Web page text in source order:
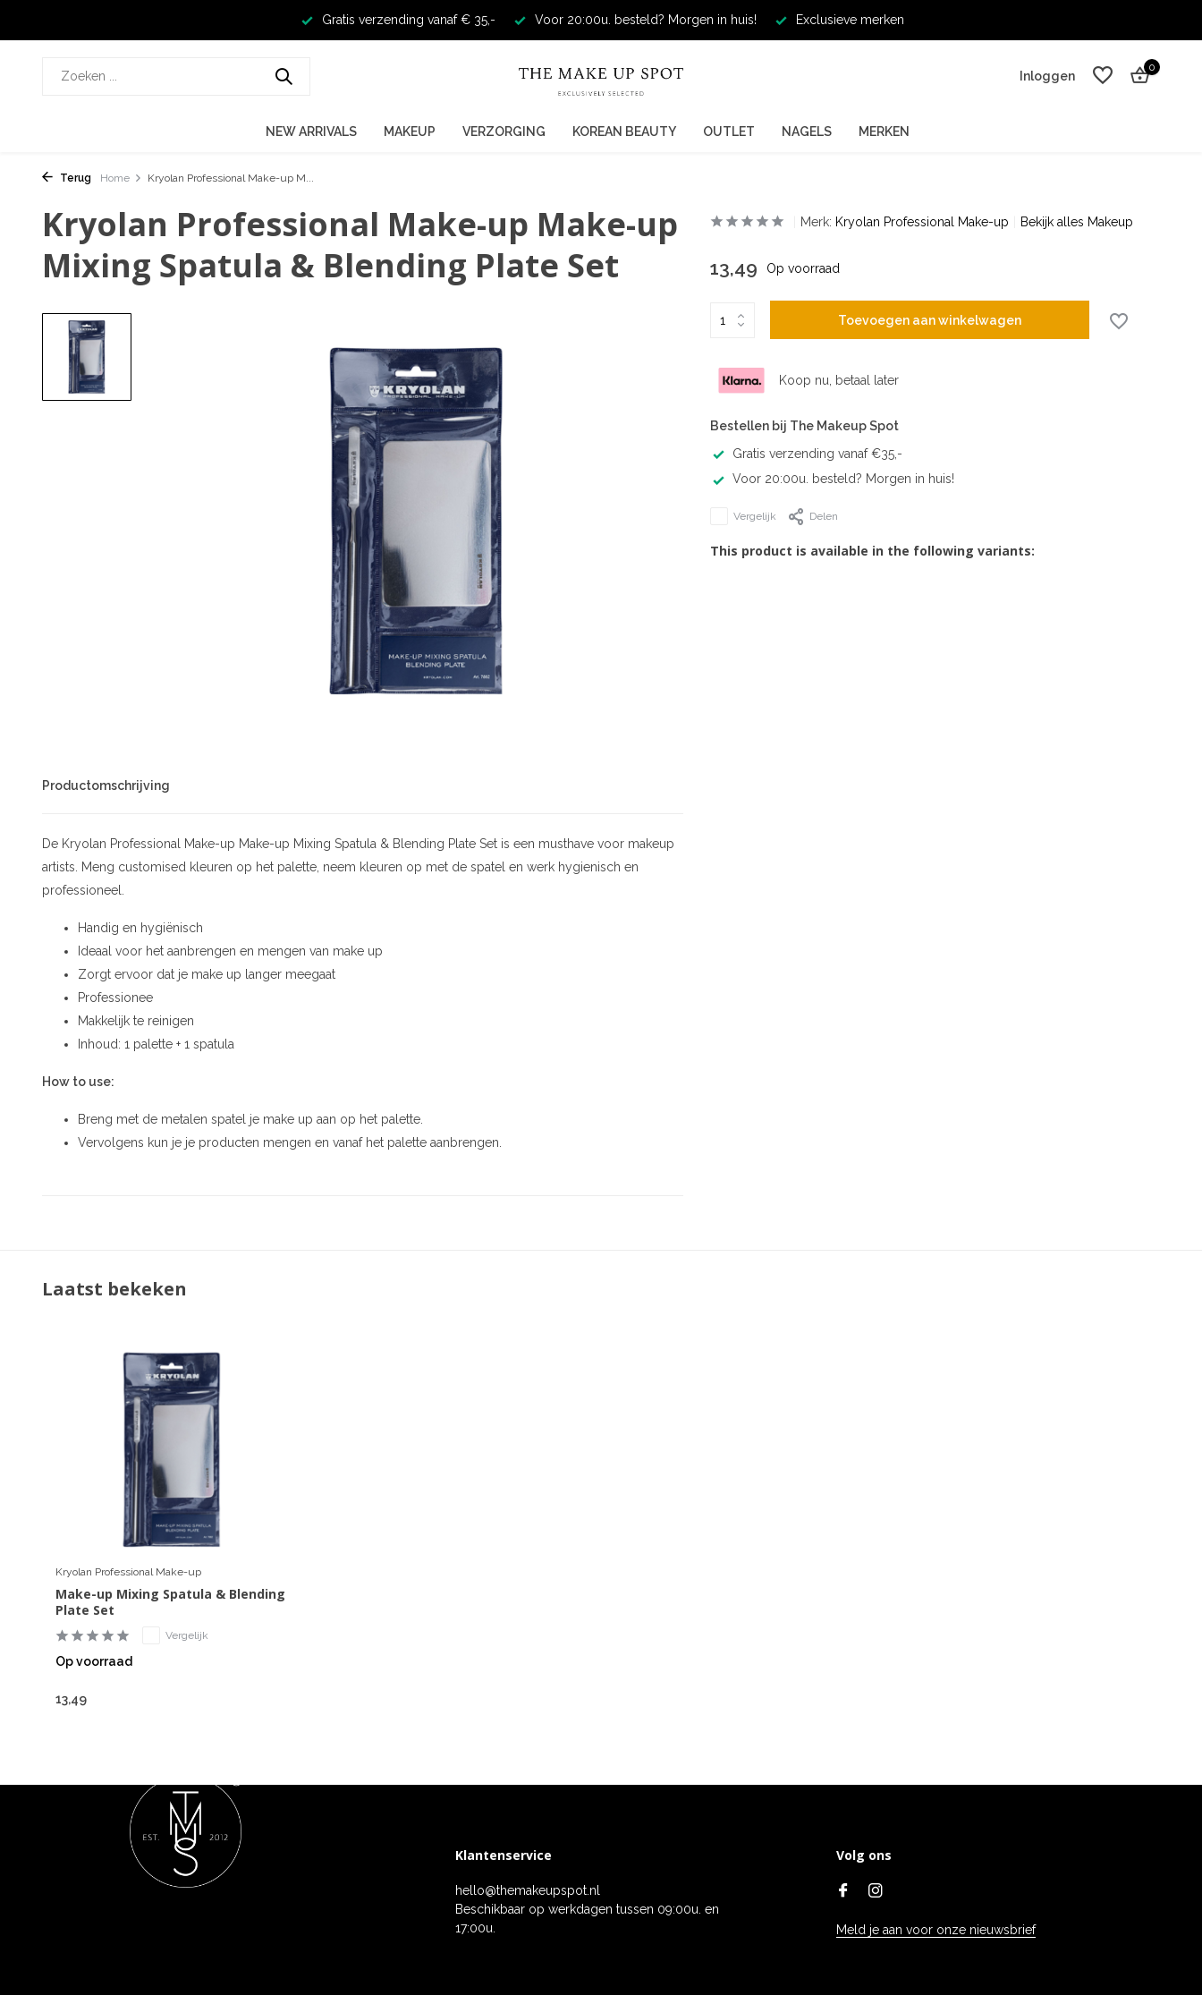
Gratis verzending vanaf € 35,- Voor 20:00u. besteld? Morgen in huis! Exclusieve merken
Inloggen
0
NEW ARRIVALS MAKEUP VERZORGING KOREAN BEAUTY OUTLET NAGELS MERKEN
Terug Home Kryolan Professional Make-up M...
Kryolan Professional Make-up Make-up
Mixing Spatula & Blending Plate Set
Productomschrijving
De Kryolan Professional Make-up Make-up Mixing Spatula & Blending Plate Set is een musthave voor makeup
artists. Meng customised kleuren op het palette, neem kleuren op met de spatel en werk hygienisch en
professioneel.
Handig en hygiënisch
Ideaal voor het aanbrengen en mengen van make up
Zorgt ervoor dat je make up langer meegaat
Professionee
Makkelijk te reinigen
Inhoud: 1 palette + 1 spatula
How to use:
Breng met de metalen spatel je make up aan op het palette.
Vervolgens kun je je producten mengen en vanaf het palette aanbrengen.
Merk: Kryolan Professional Make-up Bekijk alles Makeup
13,49 Op voorraad
Toevoegen aan winkelwagen
Koop nu, betaal later
Bestellen bij The Makeup Spot
Gratis verzending vanaf €35,-
Voor 20:00u. besteld? Morgen in huis!
Vergelijk Delen
This product is available in the following variants:
Laatst bekeken
Kryolan Professional Make-up
Make-up Mixing Spatula & Blending
Plate Set
Vergelijk
Op voorraad
13,49
Klantenservice
hello@themakeupspot.nl
Beschikbaar op werkdagen tussen 09:00u. en
17:00u.
Volg ons
Meld je aan voor onze nieuwsbrief